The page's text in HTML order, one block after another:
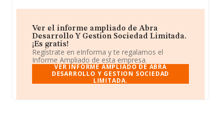
Ver el informe ampliado de Abra
Desarrollo Y Gestion Sociedad Limitada.
¡Es gratis!
Regístrate en eInforma y te regalamos el
Informe Ampliado de esta empresa.
VER INFORME AMPLIADO DE ABRA
DESARROLLO Y GESTION SOCIEDAD
LIMITADA.